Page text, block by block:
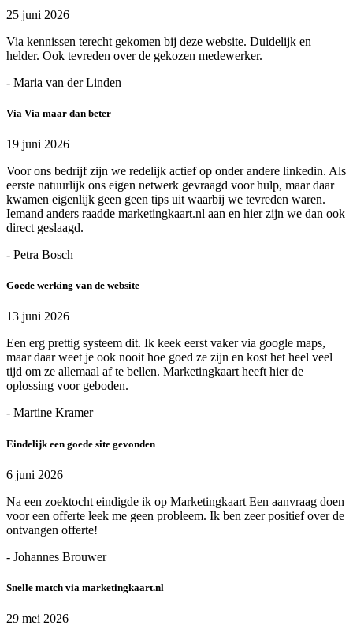
25 juni 2026
Via kennissen terecht gekomen bij deze website. Duidelijk en
helder. Ook tevreden over de gekozen medewerker.
- Maria van der Linden
Via Via maar dan beter
19 juni 2026
Voor ons bedrijf zijn we redelijk actief op onder andere linkedin. Als
eerste natuurlijk ons eigen netwerk gevraagd voor hulp, maar daar
kwamen eigenlijk geen geen tips uit waarbij we tevreden waren.
Iemand anders raadde marketingkaart.nl aan en hier zijn we dan ook
direct geslaagd.
- Petra Bosch
Goede werking van de website
13 juni 2026
Een erg prettig systeem dit. Ik keek eerst vaker via google maps,
maar daar weet je ook nooit hoe goed ze zijn en kost het heel veel
tijd om ze allemaal af te bellen. Marketingkaart heeft hier de
oplossing voor geboden.
- Martine Kramer
Eindelijk een goede site gevonden
6 juni 2026
Na een zoektocht eindigde ik op Marketingkaart Een aanvraag doen
voor een offerte leek me geen probleem. Ik ben zeer positief over de
ontvangen offerte!
- Johannes Brouwer
Snelle match via marketingkaart.nl
29 mei 2026